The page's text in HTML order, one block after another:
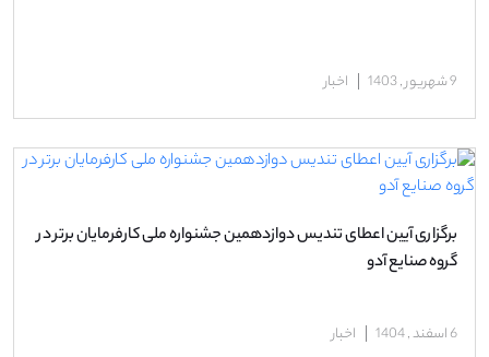
9 شهریور , 1403 اخبار
برگزاری آیین اعطای تندیس دوازدهمین جشنواره ملی کارفرمایان برتر در
گروه صنایع آدو
6 اسفند , 1404 اخبار